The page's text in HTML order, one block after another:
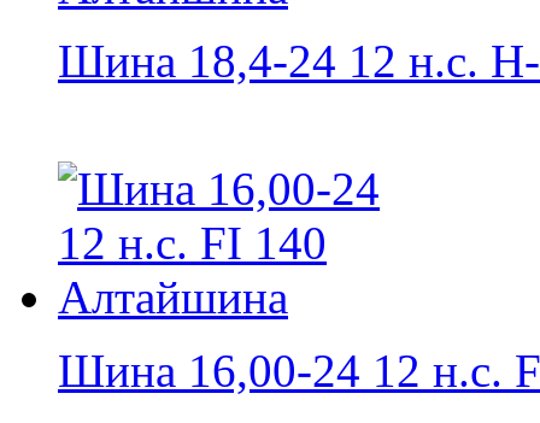
Шина 18,4-24 12 н.с.
Шина 16,00-24 12 н.с.